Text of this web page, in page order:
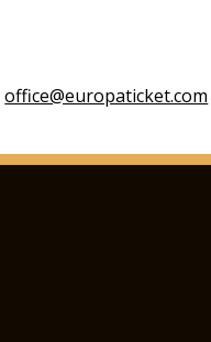
office@europaticket.com